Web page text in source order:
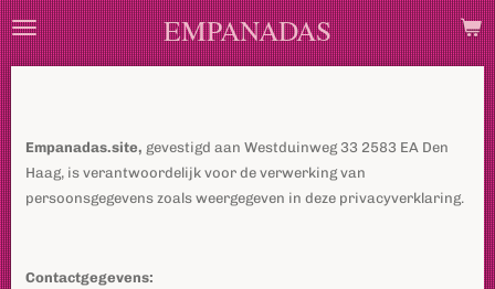
Ga
direct
EMPANADAS
Empanadas.site, gevestigd aan Westduinweg 33 2583 EA Den
Haag, is verantwoordelijk voor de verwerking van
persoonsgegevens zoals weergegeven in deze privacyverklaring.
Contactgegevens: